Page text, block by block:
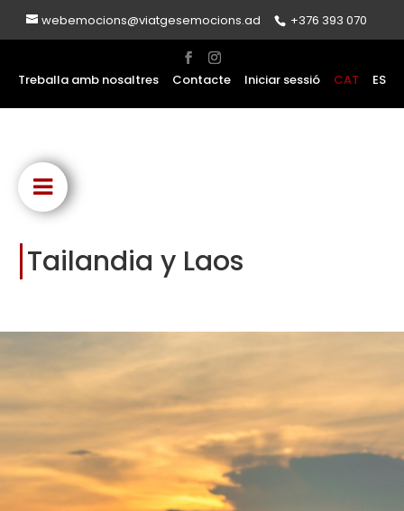
webemocions@viatgesemocions.ad +376 393 070
Treballa amb nosaltres Contacte Iniciar sessió CAT ES
Tailandia y Laos